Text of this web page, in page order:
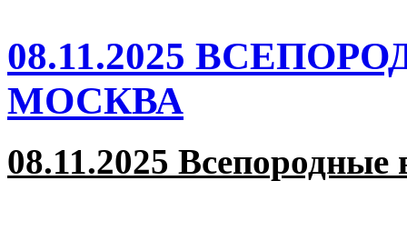
08.11.2025
МОСКВА
08.11.2025